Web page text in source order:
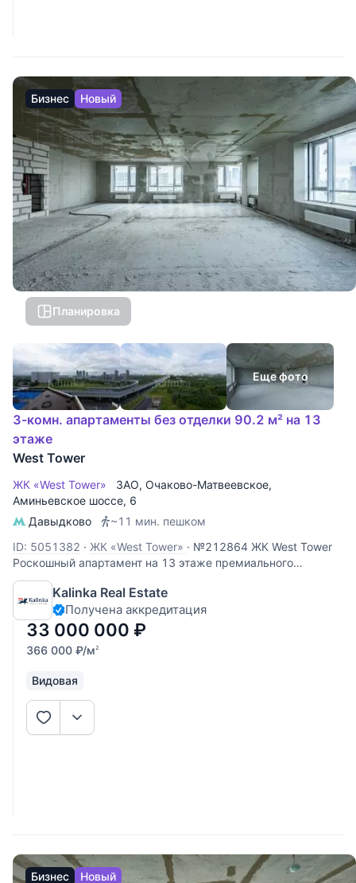
Бизнес Новый
Планировка
Еще фото
3-комн. апартаменты без отделки 90.2 м² на 13
этаже
West Tower
ЖК «West Tower» ЗАО, Очаково-Матвеевское,
Аминьевское шоссе, 6
Давыдково
~11 мин. пешком
ID: 5051382 · ЖК «West Tower» · №212864 ЖК West Tower
Роскошный апартамент на 13 этаже премиального
комплекса West Tower. Этот объект идеально подходит для
личного проживания или сдачи в аренду с высокой
доходностью. Панорамные виды: высокий 13 этаж
открывает захватывающий
Kalinka Real Estate
Получена аккредитация
33 000 000 ₽
366 000 ₽/м2
Видовая
Бизнес Новый